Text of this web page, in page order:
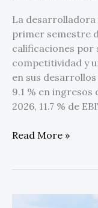
La desarrolladora
primer semestre
calificaciones por
competitividad y
en sus
9.1 % en
2026, 11.7 % de
Read More »